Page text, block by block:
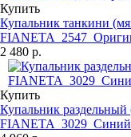
Купить
Купальник танкини
2 480 р.
Купить
Купальник раздельный
FIANETA_3029_Синий